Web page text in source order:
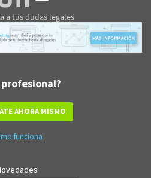
profesional?
AHORA MISMO
funciona